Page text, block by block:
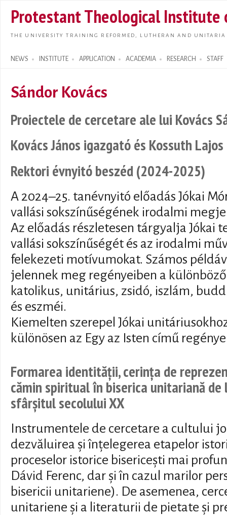
main
Protestant Theological Institute
THE UNIVERSITY TRAINING REFORMED, LUTHERAN AND
NEWS INSTITUTE APPLICATION ACADEMIA RESEARCH STAFF
Search form
Sándor Kovács
Proiectele de cercetare ale lui Kovács
Kovács János igazgató és Kossuth
Rektori évnyitó beszéd (2024-2025)
A 2024–25. tanévnyitó előadás Jókai
vallási sokszínűségének irodalmi
Az előadás részletesen tárgyalja Jókai
vallási sokszínűségét és az irodalmi
felekezeti motívumokat. Számos
jelennek meg regényeiben a
katolikus, unitárius, zsidó, iszlám,
és eszméi.
Kiemelten szerepel Jókai
különösen az Egy az Isten című
Formarea identității, cerința de
cămin spiritual în biserica unitariană
sfârșitul secolului XX
Instrumentele de cercetare a cultului
dezvăluirea și înțelegerea etapelor
proceselor istorice bisericești mai
Dávid Ferenc, dar și în cazul marilor
bisericii unitariene). De asemenea,
unitariene și a literaturii de pietate și